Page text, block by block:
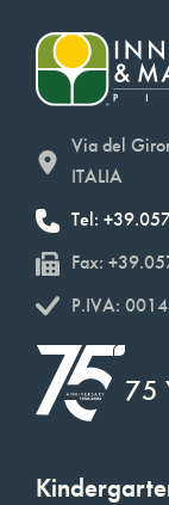
Via del
ITALIA
Tel:
Fax:
P.IVA:
75